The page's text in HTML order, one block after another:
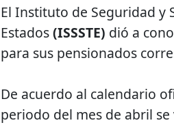
El Instituto de Seguridad y
Estados(ISSSTE) dió a
para sus pensionados
De acuerdo al calendario
periodo del mes de abril